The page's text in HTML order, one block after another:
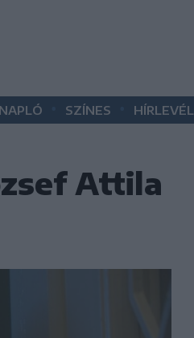
SZÍNES HÍRLEVÉL
Attila